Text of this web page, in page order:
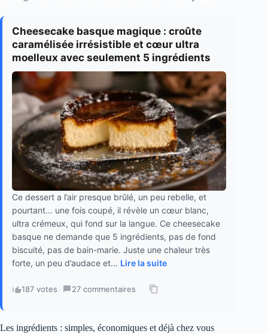
Cheesecake basque magique : croûte
caramélisée irrésistible et cœur ultra
moelleux avec seulement 5 ingrédients
Ce dessert a l’air presque brûlé, un peu rebelle, et
pourtant… une fois coupé, il révèle un cœur blanc,
ultra crémeux, qui fond sur la langue. Ce cheesecake
basque ne demande que 5 ingrédients, pas de fond
biscuité, pas de bain-marie. Juste une chaleur très
forte, un peu d’audace et... Lire la suite
187 votes · 27 commentaires ·
Les ingrédients : simples, économiques et déjà chez vous